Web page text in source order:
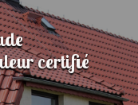
certifié